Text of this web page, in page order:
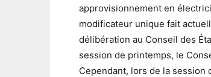
approvisionnement en
modificateur unique fait
délibération au Conseil des
session de printemps, le
Cependant, lors de la session